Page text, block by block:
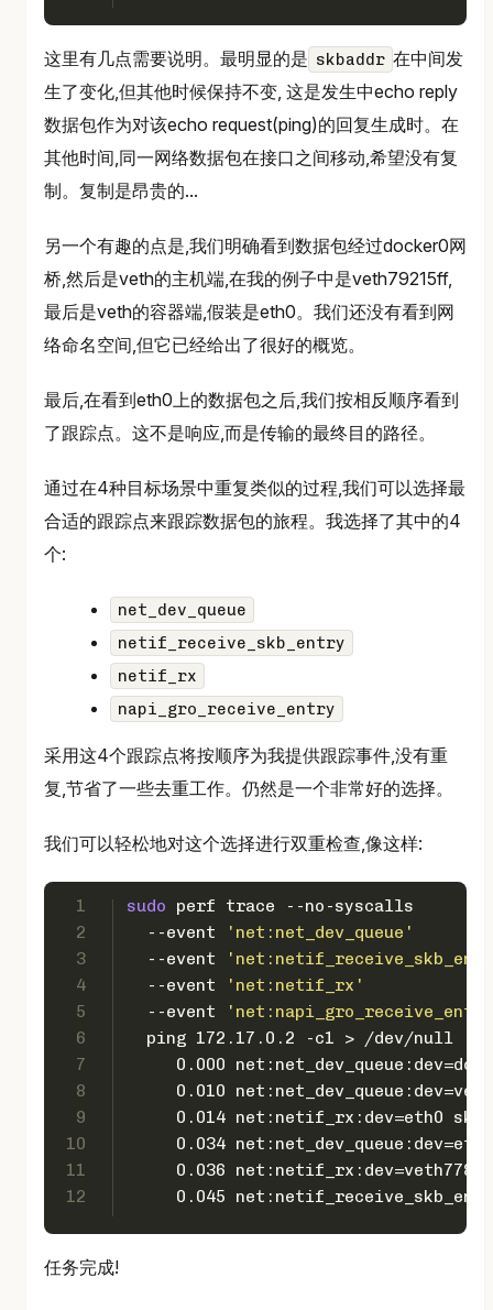
这里有几点需要说明。最明显的是 skbaddr 在中间发
生了变化,但其他时候保持不变, 这是发生中echo reply
数据包作为对该echo request(ping)的回复生成时。在
其他时间,同一网络数据包在接口之间移动,希望没有复
制。复制是昂贵的...
另一个有趣的点是,我们明确看到数据包经过docker0网
桥,然后是veth的主机端,在我的例子中是veth79215ff,
最后是veth的容器端,假装是eth0。我们还没有看到网
络命名空间,但它已经给出了很好的概览。
最后,在看到eth0上的数据包之后,我们按相反顺序看到
了跟踪点。这不是响应,而是传输的最终目的路径。
通过在4种目标场景中重复类似的过程,我们可以选择最
合适的跟踪点来跟踪数据包的旅程。我选择了其中的4
个:
net_dev_queue
netif_receive_skb_entry
netif_rx
napi_gro_receive_entry
采用这4个跟踪点将按顺序为我提供跟踪事件,没有重
复,节省了一些去重工作。仍然是一个非常好的选择。
我们可以轻松地对这个选择进行双重检查,像这样:
1
2
3
4
5
6
7
8
9
10
11
12
sudo perf trace --no-syscalls
  --event
'net:net_dev_queue'
  --event
  --event
'net:netif_rx'
  --event
  ping 172.17.0.2 -c1 > /dev/null
0.000
0.010
0.014 net:netif_rx:dev=eth0
0.034
0.036
0.045
任务完成!